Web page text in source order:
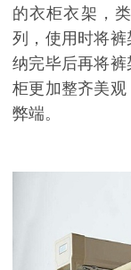
的衣柜衣架，
列，使用时将
纳完毕后再将
柜更加整齐美
弊端。